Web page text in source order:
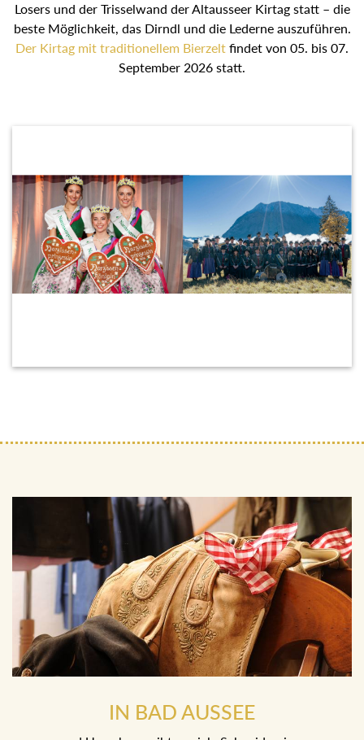
Losers und der Trisselwand der Altausseer Kirtag statt – die
beste Möglichkeit, das Dirndl und die Lederne auszuführen.
Der Kirtag mit traditionellem Bierzelt findet von 05. bis 07.
September 2026 statt.
IN BAD AUSSEE